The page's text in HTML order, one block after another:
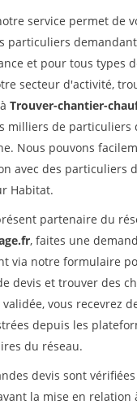
service permet de
particuliers
et pour tous types
secteur d'activité,
Trouver-chantier-
milliers de particuliers
Nous pouvons
avec des particuliers
Habitat.
partenaire du
, faites une
via notre formulaire
devis et trouver des
vous recevrez
depuis les
du réseau.
devis sont
la mise en relation